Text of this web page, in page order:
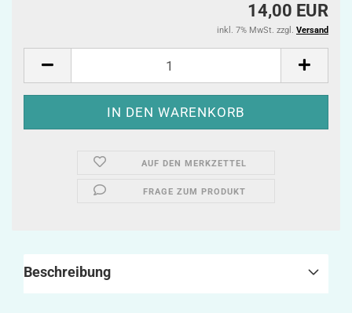
14,00 EUR
inkl. 7% MwSt. zzgl. Versand
AUF DEN MERKZETTEL
FRAGE ZUM PRODUKT
Beschreibung